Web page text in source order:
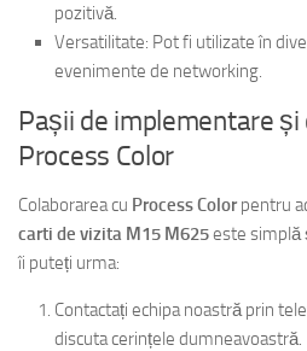
pozitivă.
Versatilitate: Pot fi utilizate în
evenimente de networking.
Pașii de implementare și
Process Color
Colaborarea cu Process Colorpentru
carti de vizita M15 M625este simplă
îi puteți urma:
Contactați echipa noastră prin
discuta cerințele dumneavoastră.